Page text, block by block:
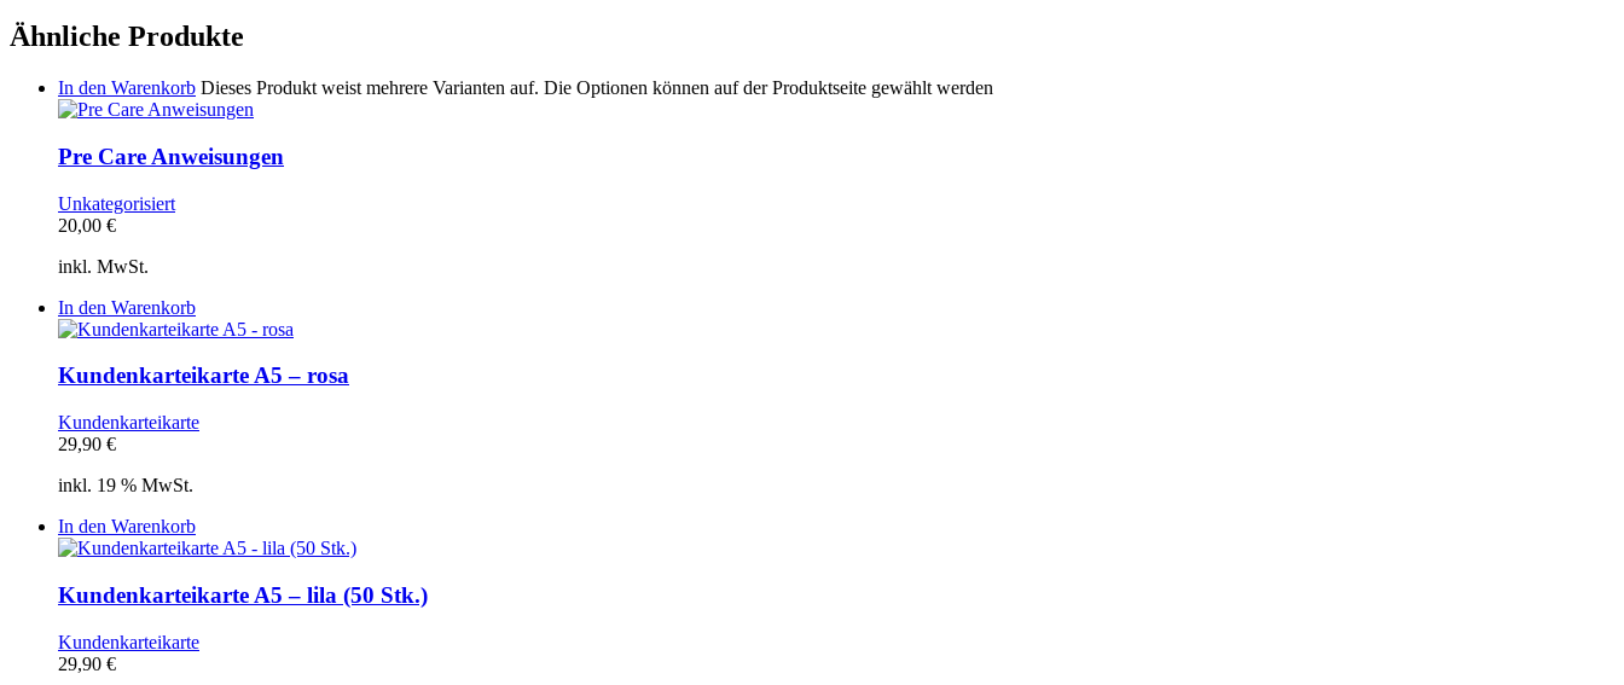
Ähnliche Produkte
In den Warenkorb Dieses Produkt weist mehrere Varianten auf. Die Optionen können auf der Produktseite gewählt werden
Pre Care Anweisungen
Unkategorisiert
20,00 €
inkl. MwSt.
In den Warenkorb
Kundenkarteikarte A5 – rosa
Kundenkarteikarte
29,90 €
inkl. 19 % MwSt.
In den Warenkorb
Kundenkarteikarte A5 – lila (50 Stk.)
Kundenkarteikarte
29,90 €